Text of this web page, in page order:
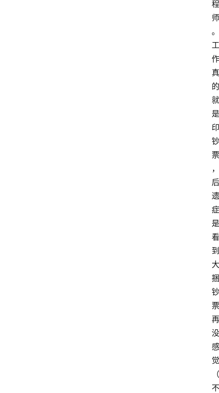
程
师
。
工
作
真
的
就
是
印
钞
票
，
后
遗
症
是
看
到
大
捆
钞
票
再
没
感
觉
（
不